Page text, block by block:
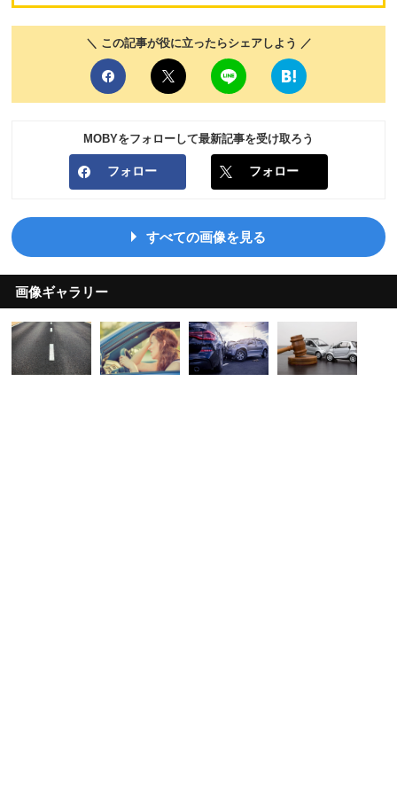
＼ この記事が役に立ったらシェアしよう ／
MOBYをフォローして最新記事を受け取ろう
フォロー フォロー
すべての画像を見る
画像ギャラリー